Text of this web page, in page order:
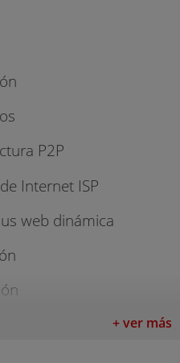
P2P
Internet ISP
web dinámica
+ ver más